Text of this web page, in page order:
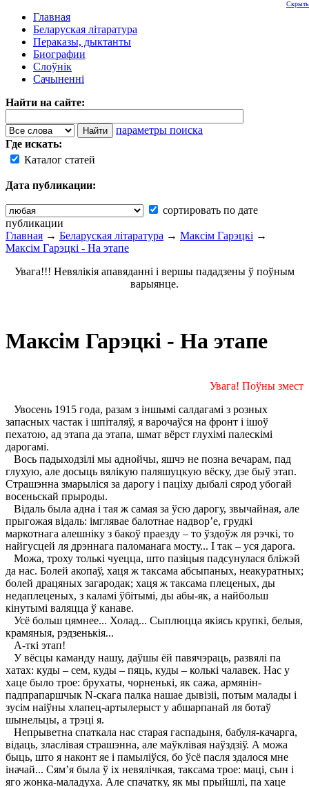
Главная
Беларуская літаратура
Пераказы, дыктанты
Биографии
Слоўнік
Сачыненні
Найти на сайте:
параметры поиска
Где искать:
Каталог статей
Дата публикации:
сортировать по дате
публикации
Скрыть
Главная → Беларуская літаратура → Максім Гарэцкі →
Максім Гарэцкі - На этапе
Увага!!! Невялікія апавяданні і вершы пададзены ў поўным
варыянце.
Максім Гарэцкі - На этапе
Увага! Поўны змест
Увосень 1915 года, разам з іншымі салдагамі з розных
запасных частак і шпіталяў, я варочаўся на фронт і ішоў
пехатою, ад этапа да этапа, шмат вёрст глухімі палескімі
дарогамі.
Вось падыходзілі мы аднойчы, яшчэ не позна вечарам, пад
глухую, але досыць вялікую паляшуцкую вёску, дзе быў этап.
Страшэнна змарыліся за дарогу і паціху дыбалі сярод убогай
восеньскай прыроды.
Відаль была адна і тая ж самая за ўсю дарогу, звычайная, але
прыгожая відаль: імглявае балотнае надвор’е, грудкі
маркотнага алешніку з бакоў праезду – то ўздоўж ля рэчкі, то
найгусцей ля дрэннага паломанага мосту... I так – уся дарога.
Можа, троху толькі чуецца, што пазіцыя падсунулася бліжэй
да нас. Болей акопаў, хаця ж таксама абсыпаных, неакуратных;
болей драцяных загародак; хаця ж таксама плеценых, ды
недаплеценых, з каламі ўбітымі, ды абы-як, а найбольш
кінутымі валяцца ў канаве.
Усё больш цямнее... Холад... Сыплюцца якіясь крупкі, белыя,
крамяныя, рэдзенькія...
А-ткі этап!
У вёсцы каманду нашу, даўшы ёй павячэраць, развялі па
хатах: куды – сем, куды – пяць, куды – колькі чалавек. Нас у
хаце было трое: брухаты, чорненькі, як сажа, армянін-
падпрапаршчык N-скага палка нашае дывізіі, потым малады і
зусім наіўны хлапец-артылерыст у абшарпанай ля ботаў
шынельцы, а трэці я.
Непрыветна спаткала нас старая гаспадыня, бабуля-качарга,
відаць, зласлівая страшэнна, але маўклівая наўздзіў. А можа
быць, што я наконт яе і памыліўся, бо ўсё пасля здалося мне
іначай... Сям’я была ў іх невялічкая, таксама трое: маці, сын і
яго жонка-маладуха. Але спачатку, як мы прыйшлі, па хаце